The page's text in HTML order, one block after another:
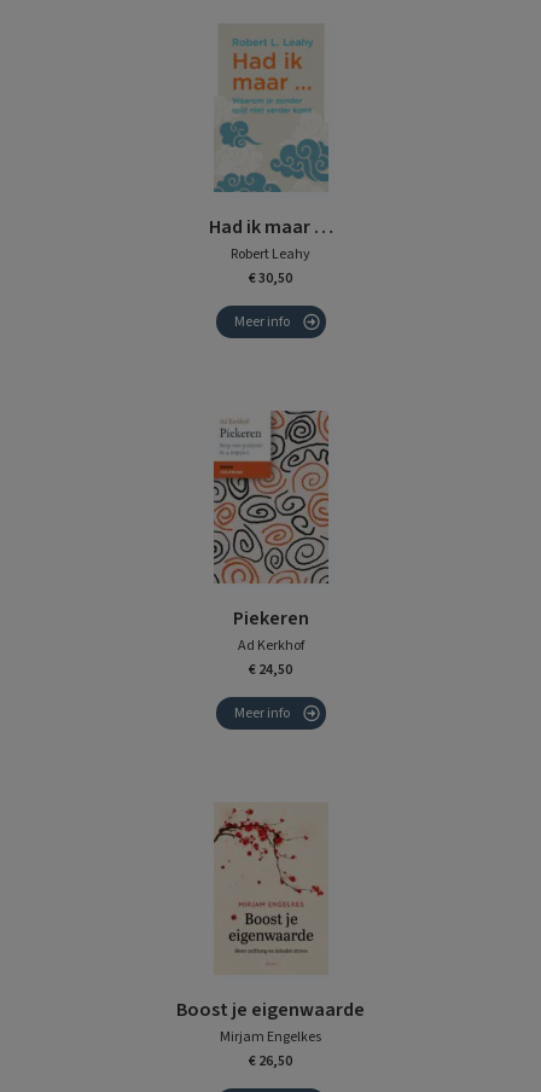
Had ik maar …
Robert Leahy
€ 30,50
Meer info
Piekeren
Ad Kerkhof
€ 24,50
Meer info
Boost je eigenwaarde
Mirjam Engelkes
€ 26,50